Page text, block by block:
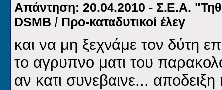
Απάντηση: 20.04.2010 - Σ.Ε.Α.
DSMB / Προ-καταδυτικοί έλεγ
και να μη ξεχνάμε τον δύτη
το αγρυπνο ματι του
αν κατι συνεβαινε...